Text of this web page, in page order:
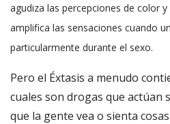
agudiza las percepciones de color
amplifica las sensaciones cuando
particularmente durante el sexo.
Pero el Éxtasis a menudo
cuales son drogas que actúan
que la gente vea o sienta